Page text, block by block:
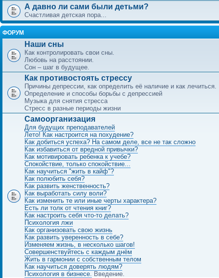
А давно ли сами были детьми?
Счастливая детская пора...
ФОРУМ
Наши сны
Как контролировать свои сны.
Любовь на расстоянии.
Сон – шаг в будущее.
Как противостоять стрессу
Причины депрессии, как определить её наличие и как лечиться.
Определение и способы борьбы с депрессией
Музыка для снятия стресса
Стресс в разные периоды жизни
Самоорганизация
Для будущих преподавателей
Лето! Как настроится на похудение?
Как добиться успеха? На самом деле, все не так сложно
Как избавиться от вредной привычки?
Как мотивировать ребенка к учебе?
Спокойствие, только спокойствие...
Как научиться "жить в кайф"?
Как полюбить себя?
Как развить женственность?
Как выработать силу воли?
Как изменить те или иные черты характера?
Есть ли толк от чтения книг?
Как настроить себя что-то делать?
Психология лжи
Как организовать свою жизнь
Как развить уверенность в себе?
Изменяем жизнь, в несколько шагов!
Совершенствуйтесь с каждым днём
Жить в гармонии с собственным телом
Как научиться доверять людям?
Психология в бизнесе. Введение.